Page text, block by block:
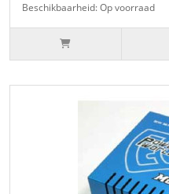
Beschikbaarheid: Op voorraad